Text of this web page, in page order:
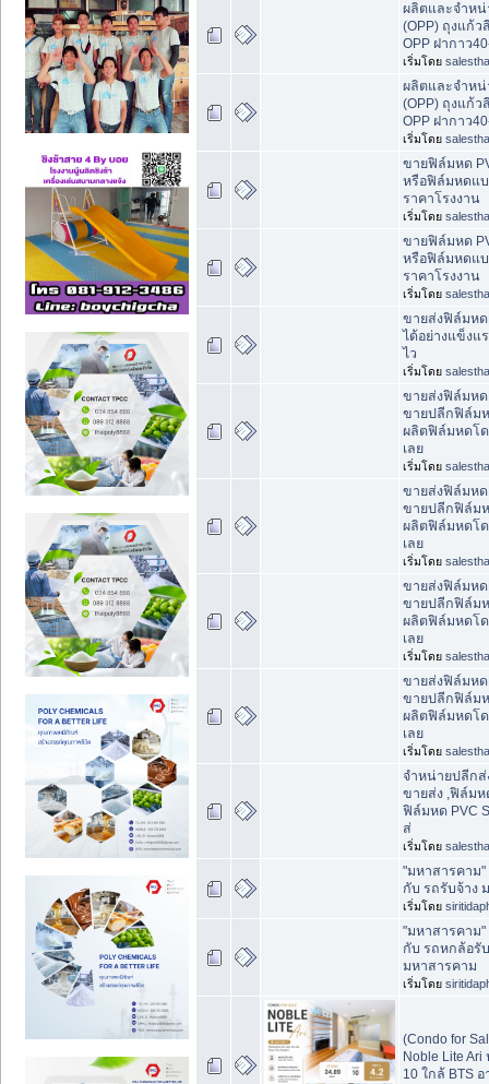
ผลิตและจำหน่
(OPP) ถุงแก้ว
OPP ฝากาว
เริ่มโดย
ผลิตและจำหน่
(OPP) ถุงแก้ว
OPP ฝากาว
เริ่มโดย
ขายฟิล์มหด
หรือฟิล์มหดแบ
ราคาโรงงาน
เริ่มโดย
ขายฟิล์มหด
หรือฟิล์มหดแบ
ราคาโรงงาน
เริ่มโดย
ขายส่งฟิล์มห
ได้อย่างแข็งแ
ไว
เริ่มโดย
ขายส่งฟิล์มห
ขายปลีกฟิล์มห
ผลิตฟิล์มหดโ
เลย
เริ่มโดย
ขายส่งฟิล์มห
ขายปลีกฟิล์มห
ผลิตฟิล์มหดโ
เลย
เริ่มโดย
ขายส่งฟิล์มห
ขายปลีกฟิล์มห
ผลิตฟิล์มหดโ
เลย
เริ่มโดย
ขายส่งฟิล์มห
ขายปลีกฟิล์มห
ผลิตฟิล์มหดโ
เลย
เริ่มโดย
จำหน่ายปลีก
ขายส่ง ,ฟิล์ม
ฟิล์มหด PVC
ส่
เริ่มโดย
"มหาสารคาม"
กับ รถรับจ้าง
เริ่มโดย
"มหาสารคาม"
กับ รถหกล้อรั
มหาสารคาม
เริ่มโดย
(Condo for
Noble Lite
10 ใกล้ BTS อ